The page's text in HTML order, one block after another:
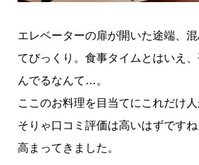
エレベーターの扉が開いた途端、
てびっくり。食事タイムとはいえ
んでるなんて…。
ここのお料理を目当てにこれだけ人
そりゃ口コミ評価は高いはずです
高まってきました。